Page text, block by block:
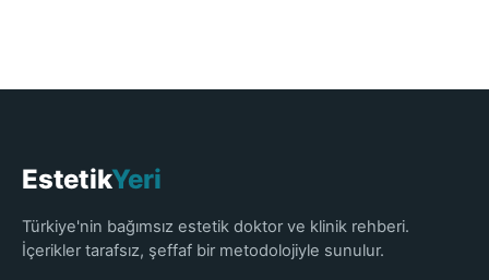
EstetikYeri
Türkiye'nin bağımsız estetik doktor ve klinik rehberi.
İçerikler tarafsız, şeffaf bir metodolojiyle sunulur.